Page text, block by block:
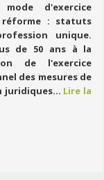
d'exercice
réforme : statuts
unique.
de 50 ans à la
de l'exercice
des mesures de
Lire la